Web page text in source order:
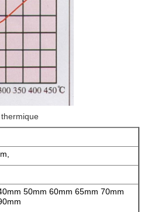
50mm 60mm 65mm 70mm